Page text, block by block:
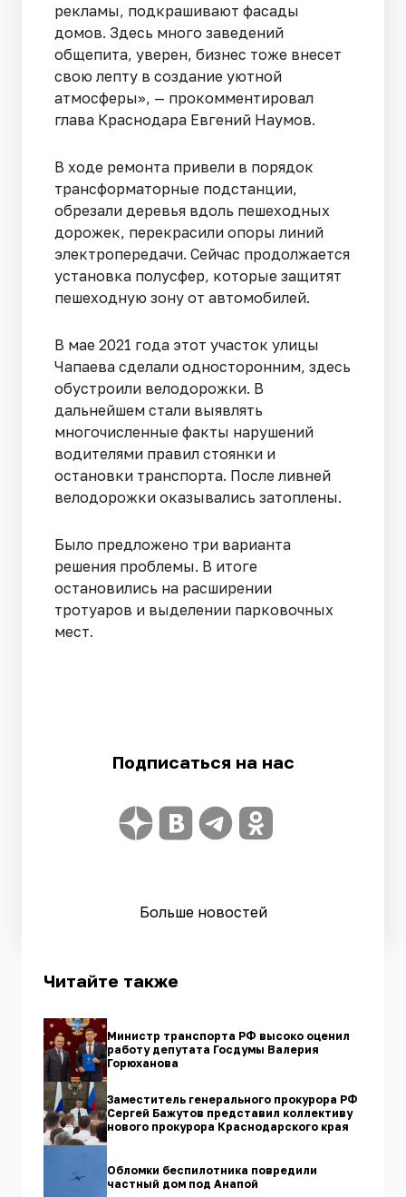
рекламы, подкрашивают фасады
домов. Здесь много заведений
общепита, уверен, бизнес тоже внесет
свою лепту в создание уютной
атмосферы», — прокомментировал
глава Краснодара Евгений Наумов.
В ходе ремонта привели в порядок
трансформаторные подстанции,
обрезали деревья вдоль пешеходных
дорожек, перекрасили опоры линий
электропередачи. Сейчас продолжается
установка полусфер, которые защитят
пешеходную зону от автомобилей.
В мае 2021 года этот участок улицы
Чапаева сделали односторонним, здесь
обустроили велодорожки. В
дальнейшем стали выявлять
многочисленные факты нарушений
водителями правил стоянки и
остановки транспорта. После ливней
велодорожки оказывались затоплены.
Было предложено три варианта
решения проблемы. В итоге
остановились на расширении
тротуаров и выделении парковочных
мест.
Подписаться на нас
Больше новостей
Читайте также
Министр транспорта РФ высоко оценил
работу депутата Госдумы Валерия
Горюханова
Заместитель генерального прокурора РФ
Сергей Бажутов представил коллективу
нового прокурора Краснодарского края
Обломки беспилотника повредили
частный дом под Анапой